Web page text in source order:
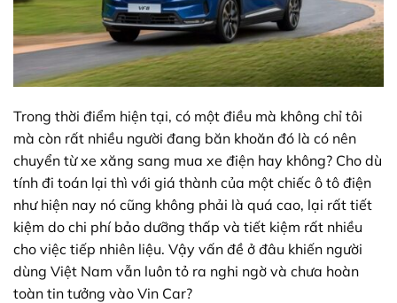
Trong thời điểm hiện tại, có một điều mà không chỉ tôi
mà còn rất nhiều người đang băn khoăn đó là có nên
chuyển từ xe xăng sang mua xe điện hay không? Cho dù
tính đi toán lại thì với giá thành của một chiếc ô tô điện
như hiện nay nó cũng không phải là quá cao, lại rất tiết
kiệm do chi phí bảo dưỡng thấp và tiết kiệm rất nhiều
cho việc tiếp nhiên liệu. Vậy vấn đề ở đâu khiến người
dùng Việt Nam vẫn luôn tỏ ra nghi ngờ và chưa hoàn
toàn tin tưởng vào Vin Car?